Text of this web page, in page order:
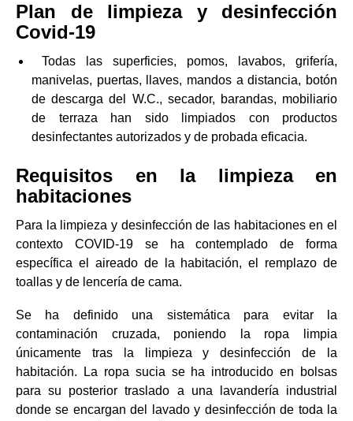
Plan de limpieza y desinfección
Covid-19
Todas las superficies, pomos, lavabos, grifería,
manivelas, puertas, llaves, mandos a distancia, botón
de descarga del W.C., secador, barandas, mobiliario
de terraza han sido limpiados con productos
desinfectantes autorizados y de probada eficacia.
Requisitos en la limpieza en
habitaciones
Para la limpieza y desinfección de las habitaciones en el
contexto COVID-19 se ha contemplado de forma
específica el aireado de la habitación, el remplazo de
toallas y de lencería de cama.
Se ha definido una sistemática para evitar la
contaminación cruzada, poniendo la ropa limpia
únicamente tras la limpieza y desinfección de la
habitación. La ropa sucia se ha introducido en bolsas
para su posterior traslado a una lavandería industrial
donde se encargan del lavado y desinfección de toda la